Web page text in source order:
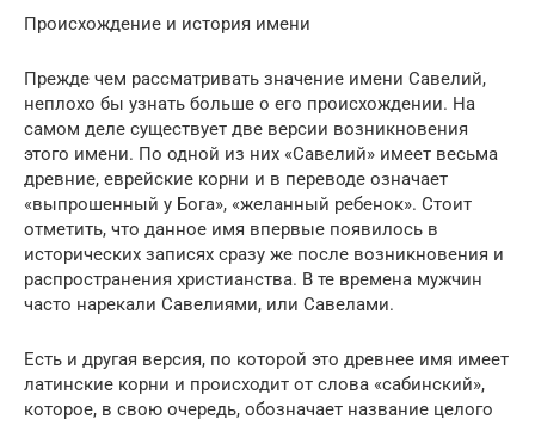
Происхождение и история имени
Прежде чем рассматривать значение имени Савелий,
неплохо бы узнать больше о его происхождении. На
самом деле существует две версии возникновения
этого имени. По одной из них «Савелий» имеет весьма
древние, еврейские корни и в переводе означает
«выпрошенный у Бога», «желанный ребенок». Стоит
отметить, что данное имя впервые появилось в
исторических записях сразу же после возникновения и
распространения христианства. В те времена мужчин
часто нарекали Савелиями, или Савелами.
Есть и другая версия, по которой это древнее имя имеет
латинские корни и происходит от слова «сабинский»,
которое, в свою очередь, обозначает название целого